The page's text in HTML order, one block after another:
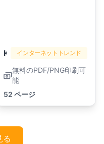
インターネットトレンド
無料のPDF/PNG印刷可
能
52 ページ
る